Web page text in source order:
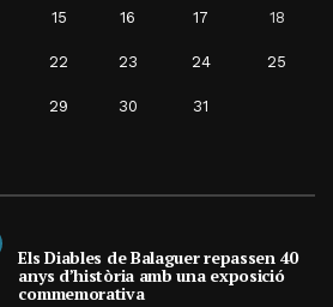
15 16 17 18
22 23 24 25
29 30 31
Els Diables de Balaguer repassen 40
anys d’història amb una exposició
commemorativa